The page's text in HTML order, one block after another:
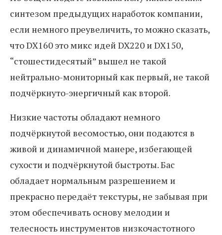
синтезом предыдущих наработок компании,
если немного преувеличить, то можно сказать,
что DX160 это микс идей DX220 и DX150,
“стошестидесятый” вышел не такой
нейтрально-мониторный как первый, не такой
подчёркнуто-энергичный как второй.
Низкие частоты обладают немного
подчёркнутой весомостью, они подаются в
живой и динамичной манере, избегающей
сухости и подчёркнутой быстроты. Бас
обладает нормальным разрешением и
прекрасно передаёт текстуры, не забывая при
этом обеспечивать основу мелодии и
телесность инструментов низкочастотного